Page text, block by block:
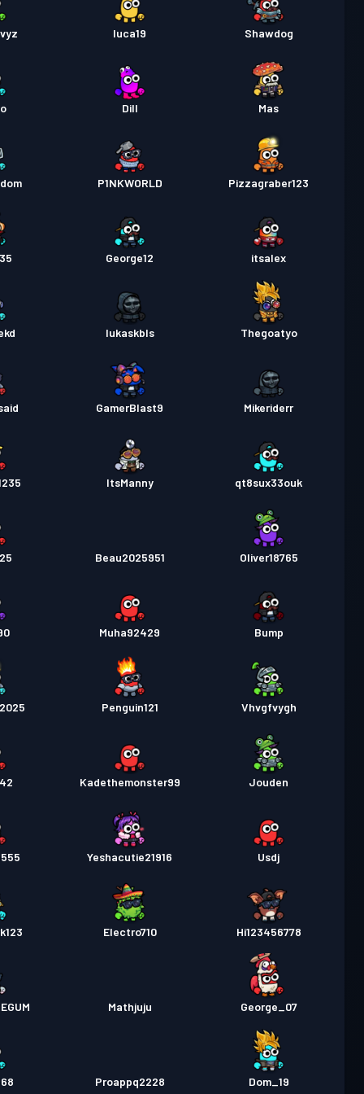
luca19 Shawdog
Dill Mas
P1NKWORLD Pizzagraber123
George12 itsalex
lukaskbls Thegoatyo
GamerBlast9 Mikeriderr
ItsManny qt8sux33ouk
Beau2025951 Oliver18765
Muha92429 Bump
Penguin121 Vhvgfvygh
Kadethemonster99 Jouden
Yeshacutie21916 Usdj
Electro710 Hi123456778
Mathjuju George_07
Proappq2228 Dom_19